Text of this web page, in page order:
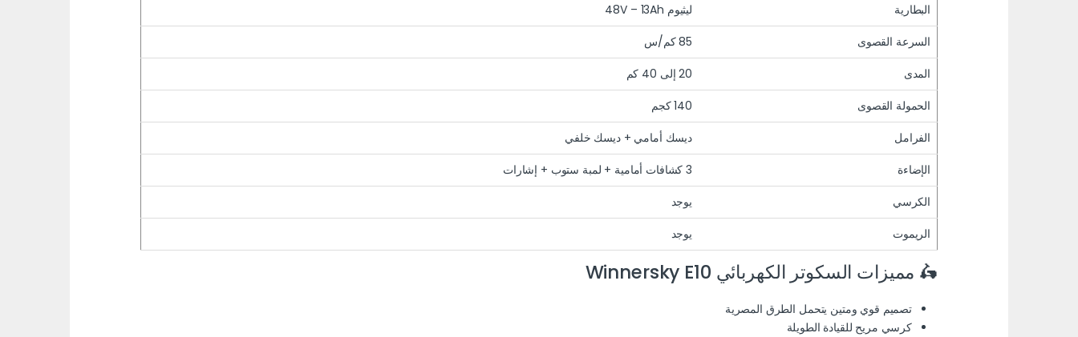
البطارية
ليثيوم 48V – 13Ah
السرعة القصوى
85 كم/س
المدى
20 إلى 40 كم
الحمولة القصوى
140 كجم
الفرامل
ديسك أمامي + ديسك خلفي
الإضاءة
3 كشافات أمامية + لمبة ستوب + إشارات
الكرسي
يوجد
الريموت
يوجد
🛵 مميزات السكوتر الكهربائي Winnersky E10
تصميم قوي ومتين يتحمل الطرق المصرية
كرسي مريح للقيادة الطويلة